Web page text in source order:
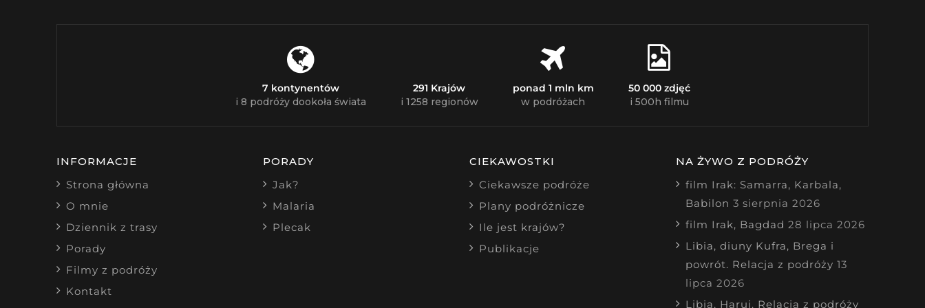
7 kontynentów
i 8 podróży dookoła świata
291 Krajów
i 1258 regionów
ponad 1 mln km
w podróżach
50 000 zdjęć
i 500h filmu
INFORMACJE
Strona główna
O mnie
Dziennik z trasy
Porady
Filmy z podróży
Kontakt
PORADY
Jak?
Malaria
Plecak
CIEKAWOSTKI
Ciekawsze podróże
Plany podróżnicze
Ile jest krajów?
Publikacje
NA ŻYWO Z PODRÓŻY
film Irak: Samarra, Karbala,
Babilon 3 sierpnia 2026
film Irak, Bagdad 28 lipca 2026
Libia, diuny Kufra, Brega i
powrót. Relacja z podróży 13
lipca 2026
Libia, Haruj. Relacja z podróży